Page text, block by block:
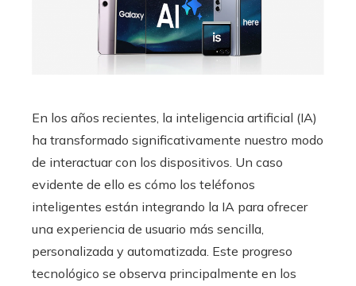
En los años recientes, la inteligencia artificial (IA)
ha transformado significativamente nuestro modo
de interactuar con los dispositivos. Un caso
evidente de ello es cómo los teléfonos
inteligentes están integrando la IA para ofrecer
una experiencia de usuario más sencilla,
personalizada y automatizada. Este progreso
tecnológico se observa principalmente en los